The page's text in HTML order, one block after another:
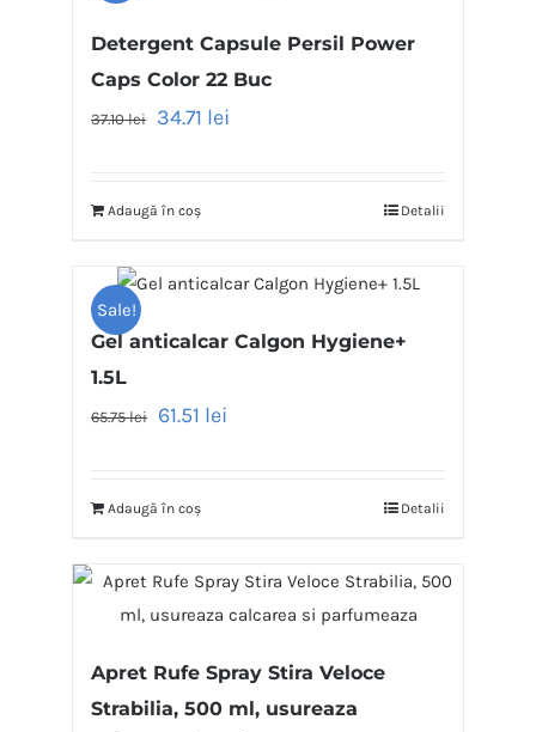
Detergent Capsule Persil Power
Caps Color 22 Buc
37.10lei 34.71 lei
Adaugă în coș Detalii
Sale!
Gel anticalcar Calgon Hygiene+
1.5L
65.75lei 61.51 lei
Adaugă în coș Detalii
Apret Rufe Spray Stira Veloce
Strabilia, 500 ml, usureaza